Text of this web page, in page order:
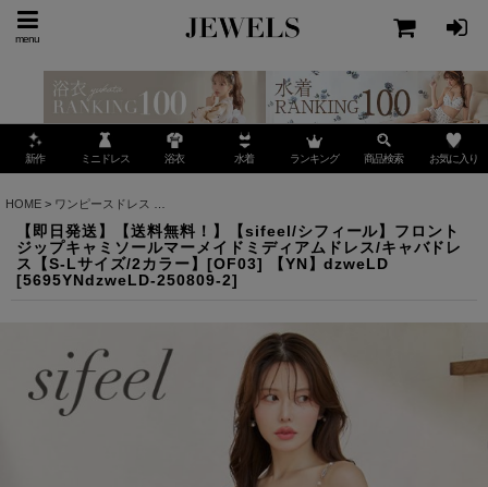
menu
新作 ミニドレス 浴衣 水着 ランキング 商品検索 お気に入り
HOME > ワンピースドレス
【即日発送】【送料無料！】【sifeel/シフィール】フロント
ジップキャミソールマーメイドミディアムドレス/キャバドレ
ス【S-Lサイズ/2カラー】[OF03] 【YN】dzweLD
[5695YNdzweLD-250809-2]